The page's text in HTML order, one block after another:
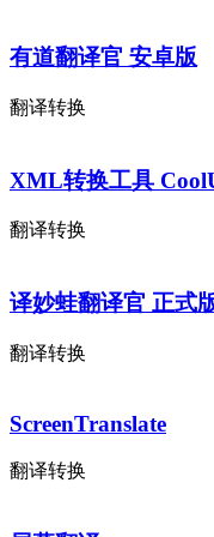
有道翻译官 安卓版
翻译转换
XML转换工具
翻译转换
译妙蛙翻译官 正式
翻译转换
ScreenTranslate
翻译转换